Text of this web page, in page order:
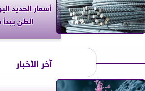
الطن يبدأ من
آخر الأخبار